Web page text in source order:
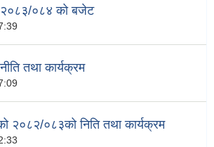
२०८३/०८४ को बजेट
तथा कार्यक्रम
२०८२/०८३को निति तथा कार्यक्रम